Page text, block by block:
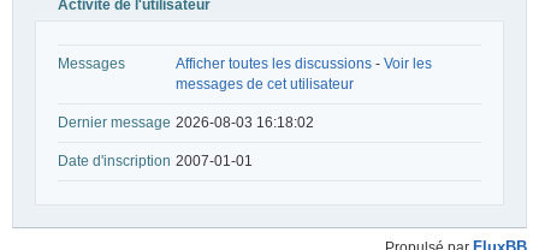
Activité de l'utilisateur
Messages Afficher toutes les discussions- Voir les
messages de cet utilisateur
Dernier message 2026-08-03 16:18:02
Date d'inscription 2007-01-01